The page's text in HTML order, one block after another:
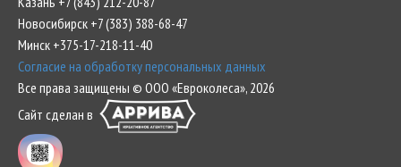
Новосибирск +7 (383) 388-68-47
Минск +375-17-218-11-40
Согласие на обработку персональных данных
Все права защищены © ООО «Евроколеса», 2026
Сайт сделан в